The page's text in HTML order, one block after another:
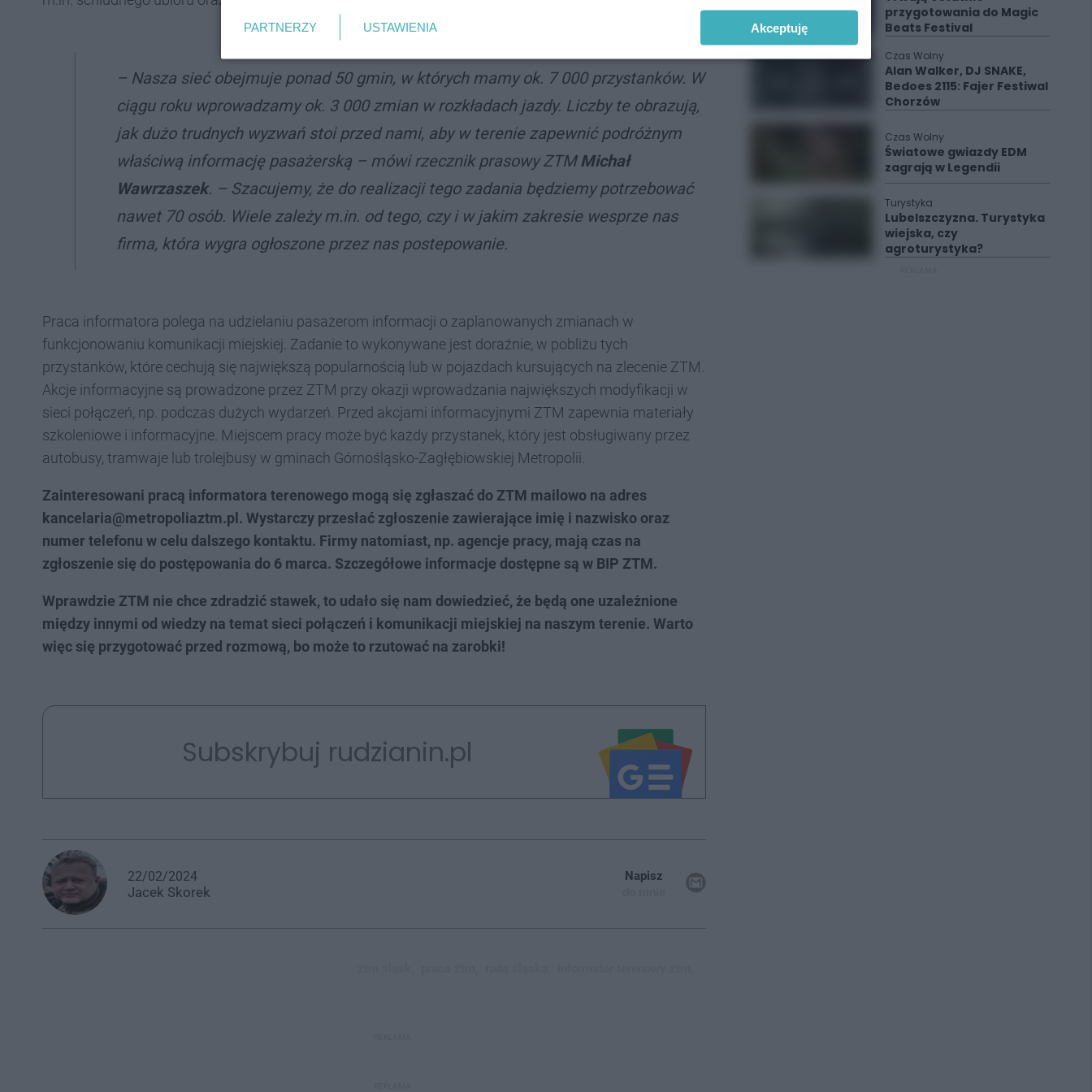
– Nasza sieć obejmuje ponad 50 gmin, w których mamy ok. 7 000 przystanków. W
ciągu roku wprowadzamy ok. 3 000 zmian w rozkładach jazdy. Liczby te obrazują,
jak dużo trudnych wyzwań stoi przed nami, aby w terenie zapewnić podróżnym
właściwą informację pasażerską – mówi rzecznik prasowy ZTMMichał
Wawrzaszek. – Szacujemy, że do realizacji tego zadania będziemy potrzebować
nawet 70 osób. Wiele zależy m.in. od tego, czy i w jakim zakresie wesprze nas
firma, która wygra ogłoszone przez nas postepowanie.
Praca informatora polega na udzielaniu pasażerom informacji o zaplanowanych zmianach w
funkcjonowaniu komunikacji miejskiej. Zadanie to wykonywane jest doraźnie, w pobliżu tych
przystanków, które cechują się największą popularnością lub w pojazdach kursujących na zlecenie ZTM.
Akcje informacyjne są prowadzone przez ZTM przy okazji wprowadzania największych modyfikacji w
sieci połączeń, np. podczas dużych wydarzeń. Przed akcjami informacyjnymi ZTM zapewnia materiały
szkoleniowe i informacyjne. Miejscem pracy może być każdy przystanek, który jest obsługiwany przez
autobusy, tramwaje lub trolejbusy w gminach Górnośląsko-Zagłębiowskiej Metropolii.
Zainteresowani pracą informatora terenowego mogą się zgłaszać do ZTM mailowo na adres
kancelaria@metropoliaztm.pl. Wystarczy przesłać zgłoszenie zawierające imię i nazwisko oraz
numer telefonu w celu dalszego kontaktu. Firmy natomiast, np. agencje pracy, mają czas na
zgłoszenie się do postępowania do 6 marca. Szczegółowe informacje dostępne są w BIP ZTM.
Wprawdzie ZTM nie chce zdradzić stawek, to udało się nam dowiedzieć, że będą one uzależnione
między innymi od wiedzy na temat sieci połączeń i komunikacji miejskiej na naszym terenie. Warto
więc się przygotować przed rozmową, bo może to rzutować na zarobki!
Subskrybuj rudzianin.pl
22/02/2024
Jacek Skorek
Napisz
przygotowania do Magic
Beats Festival
Czas Wolny
Alan Walker, DJ SNAKE,
Bedoes 2115: Fajer Festiwal
Chorzów
Czas Wolny
Światowe gwiazdy EDM
zagrają w Legendii
Turystyka
Lubelszczyzna. Turystyka
wiejska, czy
agroturystyka?
PARTNERZY USTAWIENIA Akceptuję